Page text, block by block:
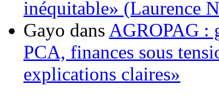
inéquitable» (Laurence
Gayo dans AGROPAG :
PCA, finances sous
explications claires»